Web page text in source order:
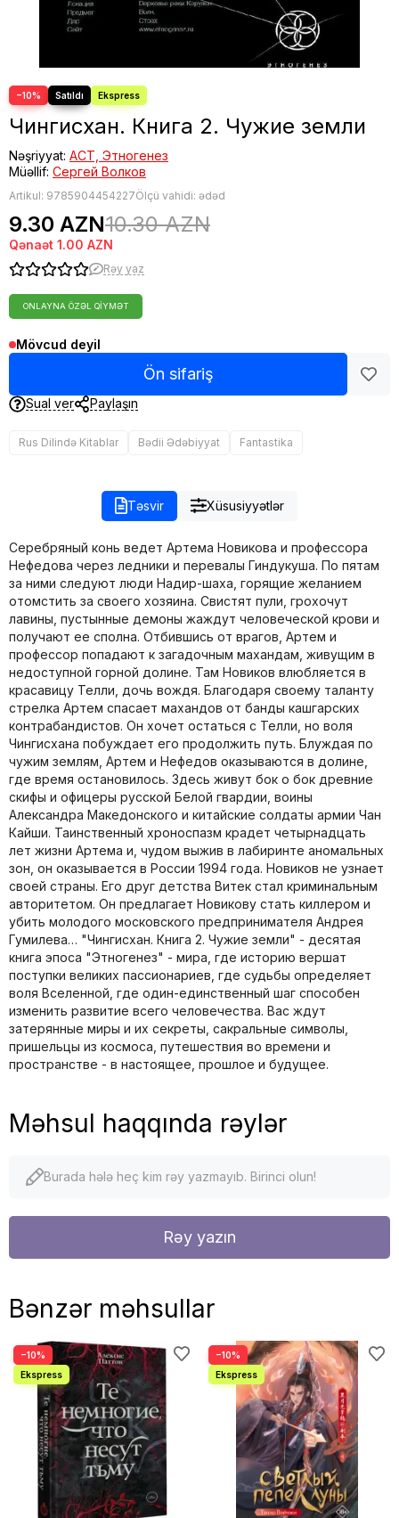
−10%
Чингисхан. Книга 2. Чужие земли
Nəşriyyat: АСТ, Этногенез
Müəllif: Сергей Волков
Artikul: 9785904454227Ölçü vahidi: ədəd
9.30 AZN10.30 AZN
Qənaət 1.00 AZN
Rəy yaz
ONLAYNA ÖZƏL QIYMƏT
Mövcud deyil
Ön sifariş
Sual ver Paylaşın
Rus Dilində Kitablar Bədii Ədəbiyyat Fantastika
Təsvir Xüsusiyyətlər
Серебряный конь ведет Артема Новикова и профессора
Нефедова через ледники и перевалы Гиндукуша. По пятам
за ними следуют люди Надир-шаха, горящие желанием
отомстить за своего хозяина. Свистят пули, грохочут
лавины, пустынные демоны жаждут человеческой крови и
получают ее сполна. Отбившись от врагов, Артем и
профессор попадают к загадочным махандам, живущим в
недоступной горной долине. Там Новиков влюбляется в
красавицу Телли, дочь вождя. Благодаря своему таланту
стрелка Артем спасает махандов от банды кашгарских
контрабандистов. Он хочет остаться с Телли, но воля
Чингисхана побуждает его продолжить путь. Блуждая по
чужим землям, Артем и Нефедов оказываются в долине,
где время остановилось. Здесь живут бок о бок древние
скифы и офицеры русской Белой гвардии, воины
Александра Македонского и китайские солдаты армии Чан
Кайши. Таинственный хроноспазм крадет четырнадцать
лет жизни Артема и, чудом выжив в лабиринте аномальных
зон, он оказывается в России 1994 года. Новиков не узнает
своей страны. Его друг детства Витек стал криминальным
авторитетом. Он предлагает Новикову стать киллером и
убить молодого московского предпринимателя Андрея
Гумилева… "Чингисхан. Книга 2. Чужие земли" - десятая
книга эпоса "Этногенез" - мира, где историю вершат
поступки великих пассионариев, где судьбы определяет
воля Вселенной, где один-единственный шаг способен
изменить развитие всего человечества. Вас ждут
затерянные миры и их секреты, сакральные символы,
пришельцы из космоса, путешествия во времени и
пространстве - в настоящее, прошлое и будущее.
Məhsul haqqında rəylər
Burada hələ heç kim rəy yazmayıb. Birinci olun!
Rəy yazın
Bənzər məhsullar
−10% −10%